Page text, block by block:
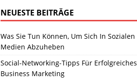
NEUESTE BEITRÄGE
Was Sie Tun Können, Um Sich In Sozialen
Medien Abzuheben
Social-Networking-Tipps Für Erfolgreiches
Business Marketing